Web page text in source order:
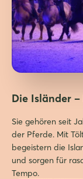
Die Isländer
Sie gehören seit
der Pferde. Mit
begeistern die
und sorgen für
Tempo.